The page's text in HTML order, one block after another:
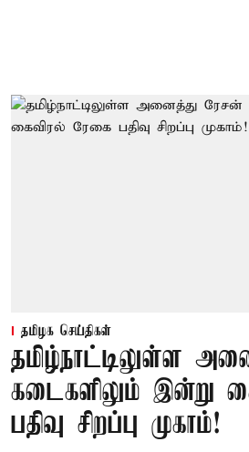
தமிழக செய்திகள்
தமிழ்நாட்டிலுள்ள
கடைகளிலும் இன்று
பதிவு சிறப்பு முகாம்!